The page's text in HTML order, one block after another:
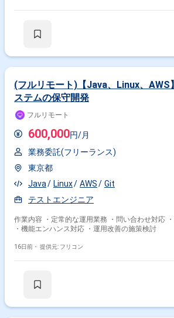
(フルリモート)【Java、Linux、AWS
ステムの保守開発
フルリモート
600,000円/月
業務委託(フリーランス)
東京都
Java
Linux AWS
Git
テストエンジニア
作業内容 ・定常的な運用業務 ・問い合わせ対応
・機能エンハンス対応 ・運用改善の施策検討
16日前・ 提供元: フリコン